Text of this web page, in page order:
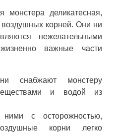
монстера деликатесная,
корней. Они ни
нежелательными
важные части
снабжают монстеру
и водой из
с осторожностью,
корни легко